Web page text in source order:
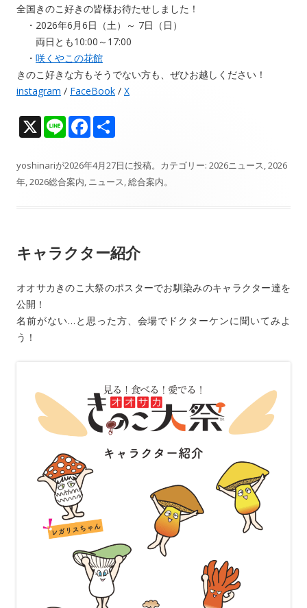
全国きのこ好きの皆様お待たせしました！
・2026年6月6日（土）～ 7日（日）
両日とも10:00～17:00
・ 咲くやこの花館
きのこ好きな方もそうでない方も、ぜひお越しください！
instagram / FaceBook / X
X Li
e
F
e
b
k
yoshinariが2026年4月27日に投稿。カテゴリー: 2026ニュース,2026
年,2026総合案内, ニュース,総合案内。
キャラクター紹介
オオサカきのこ大祭のポスターでお馴染みのキャラクター達を
公開！
名前がない…と思った方、会場でドクターケンに聞いてみよ
う！